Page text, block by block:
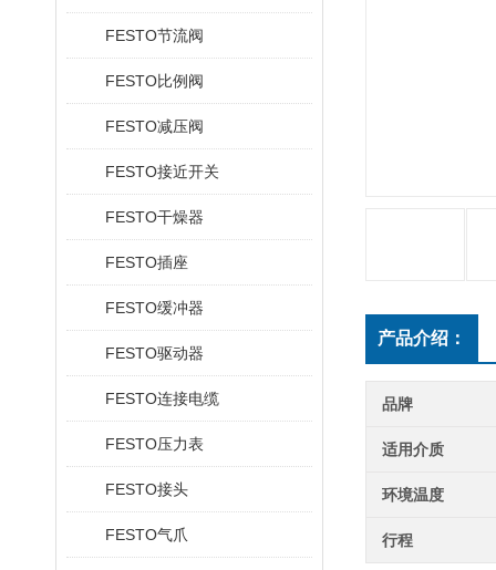
FESTO节流阀
FESTO比例阀
FESTO减压阀
FESTO接近开关
FESTO干燥器
FESTO插座
FESTO缓冲器
FESTO驱动器
FESTO连接电缆
FESTO压力表
FESTO接头
FESTO气爪
产品介绍：
品牌
适用介质
环境温度
行程